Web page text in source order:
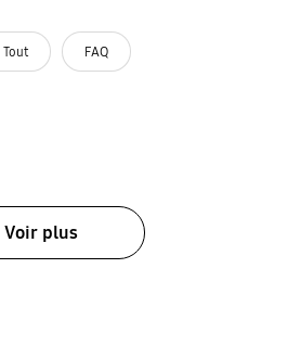
Tout FAQ
Voir plus